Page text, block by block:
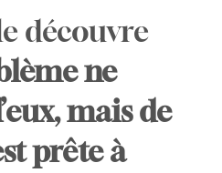
découvre
ne
mais de
prête à